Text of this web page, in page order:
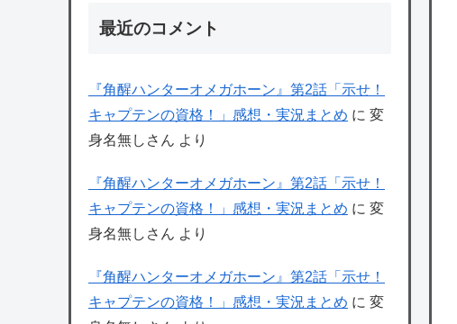
最近のコメント
『角醒ハンターオメガホーン』第2話「示せ！
キャプテンの資格！」感想・実況まとめ に 変
身名無しさん より
『角醒ハンターオメガホーン』第2話「示せ！
キャプテンの資格！」感想・実況まとめ に 変
身名無しさん より
『角醒ハンターオメガホーン』第2話「示せ！
キャプテンの資格！」感想・実況まとめ に 変